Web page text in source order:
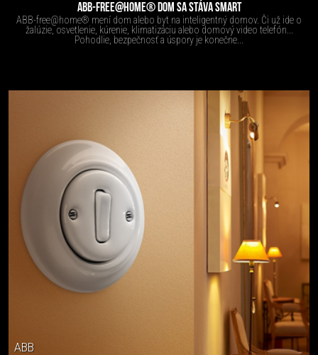
ABB-FREE@HOME® DOM SA STÁVA SMART
ABB-free@home® mení dom alebo byt na inteligentný domov. Či už ide o
žalúzie, osvetlenie, kúrenie, klimatizáciu alebo domový video telefón...
Pohodlie, bezpečnosť a úspory je konečne...
ABB